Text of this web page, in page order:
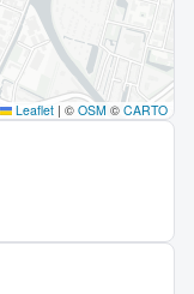
Leaflet | © OSM © CARTO